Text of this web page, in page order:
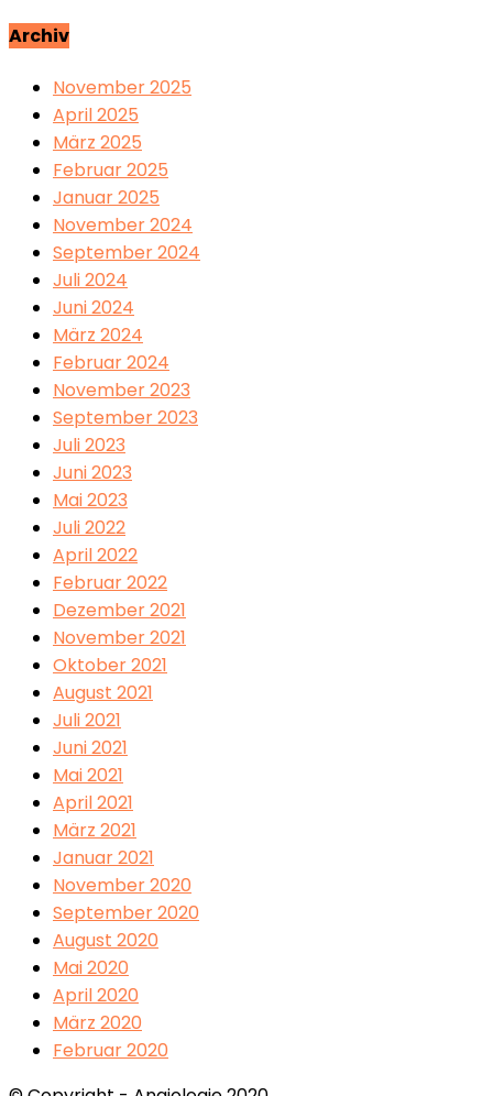
Archiv
November 2025
April 2025
März 2025
Februar 2025
Januar 2025
November 2024
September 2024
Juli 2024
Juni 2024
März 2024
Februar 2024
November 2023
September 2023
Juli 2023
Juni 2023
Mai 2023
Juli 2022
April 2022
Februar 2022
Dezember 2021
November 2021
Oktober 2021
August 2021
Juli 2021
Juni 2021
Mai 2021
April 2021
März 2021
Januar 2021
November 2020
September 2020
August 2020
Mai 2020
April 2020
März 2020
Februar 2020